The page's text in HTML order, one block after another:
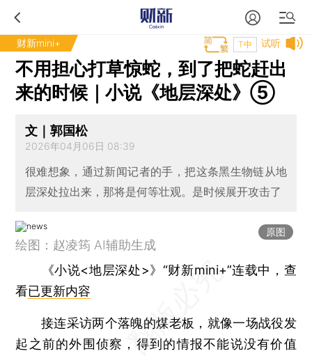
财新mini+ 试听
T中
不用担心打草惊蛇，到了把蛇赶出
来的时候｜小说《地层深处》⑤
文｜郭国松
2026年04月06日 08:39
很难想象，通过新闻记者的手，把这条黑生物链从地
层深处拉出来，那将是何等壮观。是时候展开攻击了
原图
绘图：赵凌筠 AI辅助生成
《小说<地层深处>》“财新mini+”连载中，查
看已更新内容
接连采访两个落魄的煤老板，就像一场战役发
起之前的外围侦察，得到的情报不能说没有价值